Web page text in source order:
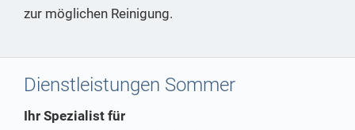
zur möglichen Reinigung.
Dienstleistungen Sommer
Ihr Spezialist für